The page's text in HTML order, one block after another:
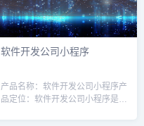
软件开发公司小程序
产品名称：软件开发公司小程序产
品定位：软件开发公司小程序是一